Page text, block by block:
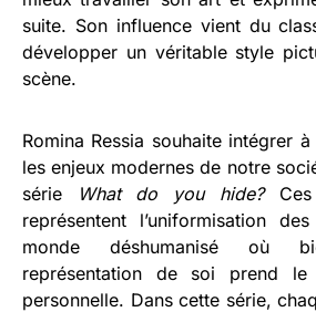
suite. Son influence vient du
développer un véritable style
scène.
Romina Ressia souhaite intégrer
les enjeux modernes de notre
série
What do you hide?Ces
représentent l’uniformisation
monde déshumanisé où
représentation de soi prend le
personnelle. Dans cette série,